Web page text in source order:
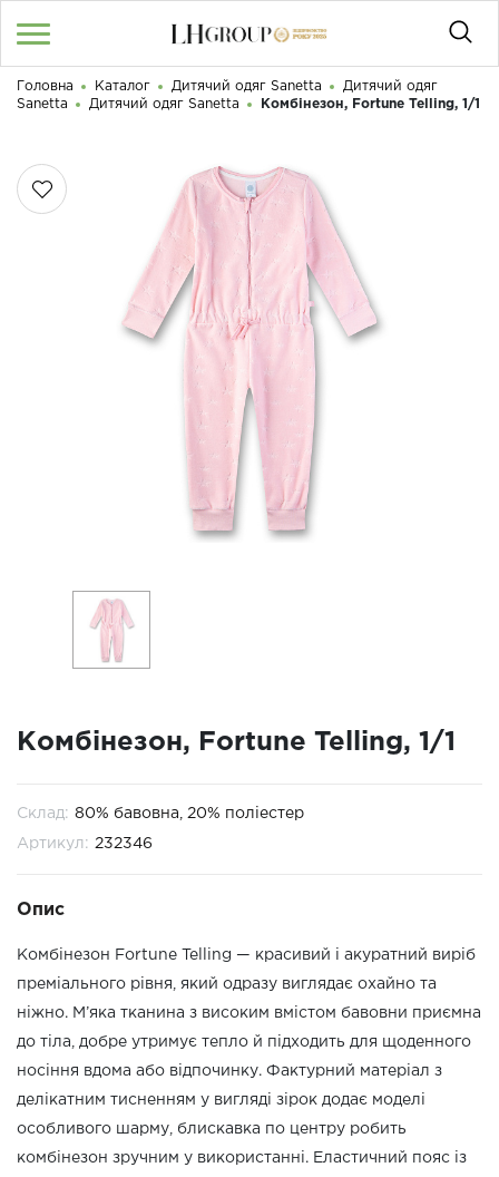
UA | RU
КАТАЛОГ
050 187 33 33
Графік роботи з 9:00 до 21:00
Доброго дня! Що Ви шукаєте?
Головна Каталог Дитячий одяг Sanetta
Дитячий одяг
Sanetta
Дитячий одяг Sanetta Комбінезон, Fortune Telling, 1/1
Комбінезон, Fortune Telling, 1/1
Склад: 80% бавовна, 20% поліестер
Артикул: 232346
Опис
Комбінезон Fortune Telling — красивий і акуратний виріб
преміального рівня, який одразу виглядає охайно та
ніжно. М’яка тканина з високим вмістом бавовни приємна
до тіла, добре утримує тепло й підходить для щоденного
носіння вдома або відпочинку. Фактурний матеріал з
делікатним тисненням у вигляді зірок додає моделі
особливого шарму, блискавка по центру робить
комбінезон зручним у використанні. Еластичний пояс із